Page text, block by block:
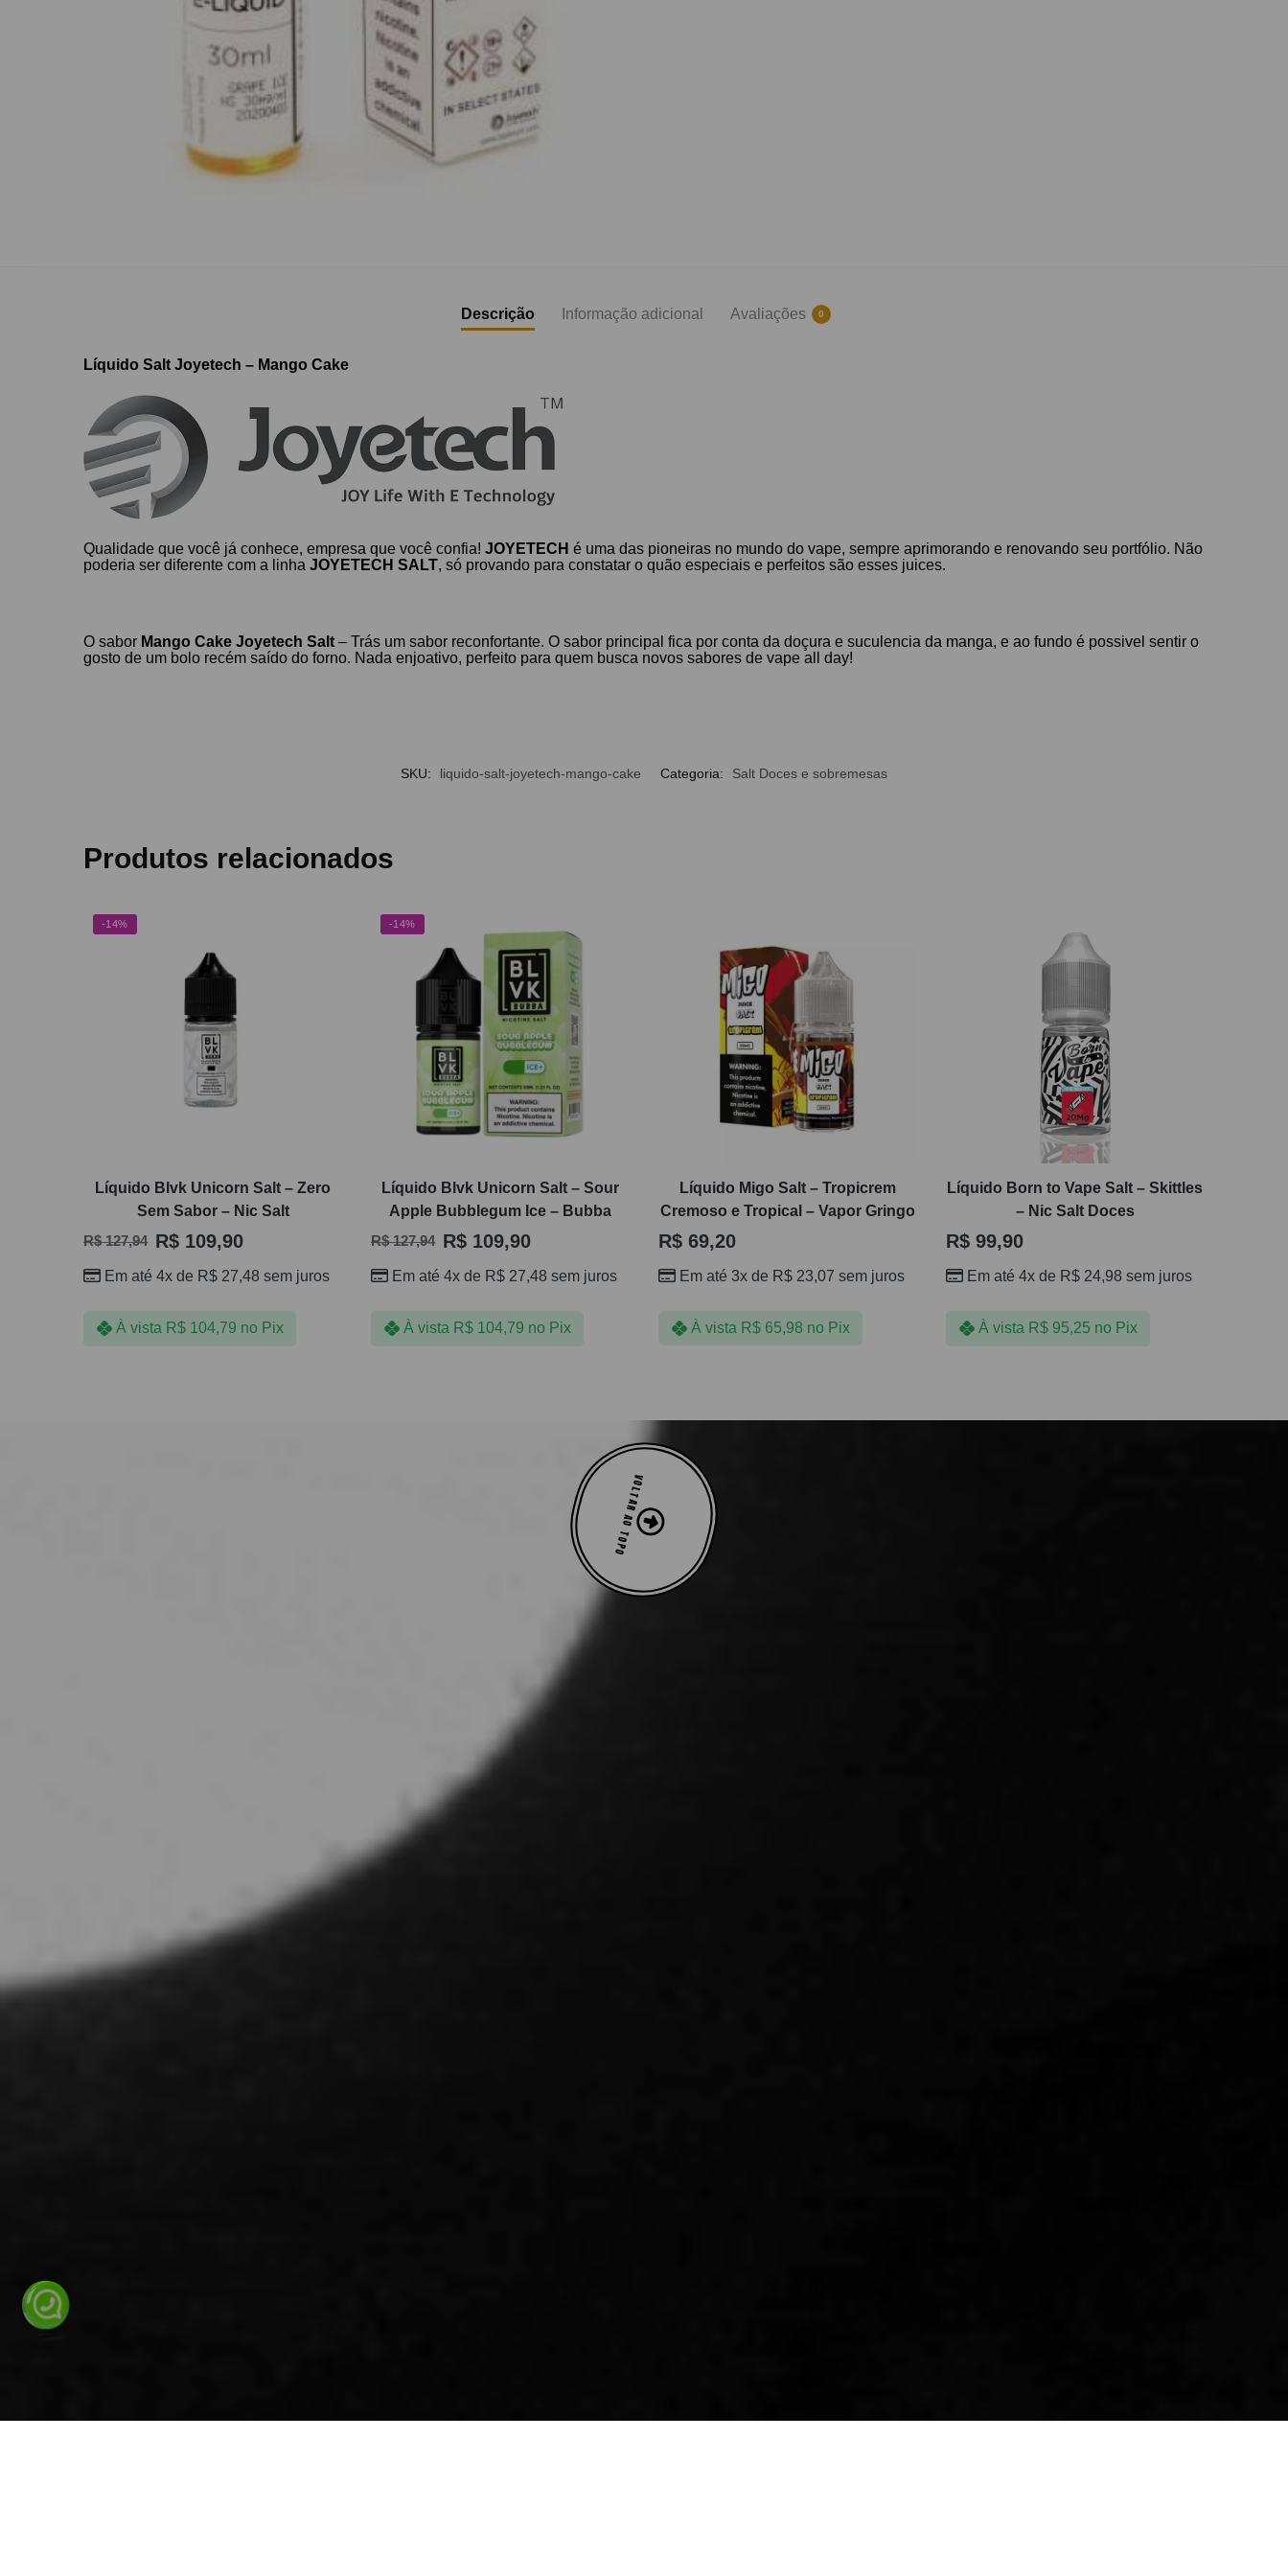
Descrição Informação adicional Avaliações 0
Líquido Salt Joyetech – Mango Cake
Qualidade que você já conhece, empresa que você confia!JOYETECH é uma das pioneiras no mundo do vape, sempre aprimorando e renovando seu portfólio. Não
poderia ser diferente com a linhaJOYETECH SALT, só provando para constatar o quão especiais e perfeitos são esses juices.
O sabor Mango Cake Joyetech Salt – Trás um sabor reconfortante. O sabor principal fica por conta da doçura e suculencia da manga, e ao fundo é possivel sentir o
gosto de um bolo recém saído do forno. Nada enjoativo, perfeito para quem busca novos sabores de vape all day!
SKU: liquido-salt-joyetech-mango-cake Categoria: Salt Doces e sobremesas
Produtos relacionados
-14%
Líquido Blvk Unicorn Salt – Zero
Sem Sabor – Nic Salt
R$127,94 R$ 109,90
Em até 4x de R$ 27,48 sem juros
À vista R$104,79 no Pix
-14%
Líquido Blvk Unicorn Salt – Sour
Apple Bubblegum Ice – Bubba
R$127,94 R$ 109,90
Em até 4x de R$ 27,48 sem juros
À vista R$104,79 no Pix
Líquido Migo Salt – Tropicrem
Cremoso e Tropical – Vapor Gringo
R$69,20
Em até 3x de R$23,07 sem juros
À vista R$65,98 no Pix
Líquido Born to Vape Salt – Skittles
– Nic Salt Doces
R$99,90
Em até 4x de R$24,98 sem juros
À vista R$95,25 no Pix
VOLTAR AO TOPO